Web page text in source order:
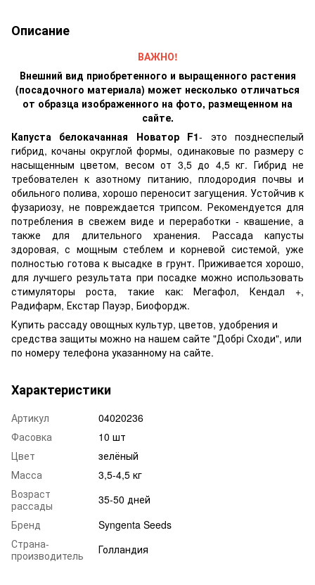
Описание
ВАЖНО!
Внешний вид приобретенного и выращенного растения
(посадочного материала) может несколько отличаться
от образца изображенного на фото, размещенном на
сайте.
Капуста белокачанная Новатор F1- это позднеспелый
гибрид, кочаны округлой формы, одинаковые по размеру с
насыщенным цветом, весом от 3,5 до 4,5 кг. Гибрид не
требователен к азотному питанию, плодородия почвы и
обильного полива, хорошо переносит загущения. Устойчив к
фузариозу, не повреждается трипсом. Рекомендуется для
потребления в свежем виде и переработки - квашение, а
также для длительного хранения. Рассада капусты
здоровая, с мощным стеблем и корневой системой, уже
полностью готова к высадке в грунт. Приживается хорошо,
для лучшего результата при посадке можно использовать
стимуляторы роста, такие как: Мегафол, Кендал +,
Радифарм, Екстар Пауэр, Биофордж.
Купить рассаду овощных культур, цветов, удобрения и
средства защиты можно на нашем сайте "Добрі Сходи", или
по номеру телефона указанному на сайте.
Характеристики
Артикул
04020236
Фасовка
10 шт
Цвет
зелёный
Масса
3,5-4,5 кг
Возраст
рассады
35-50 дней
Бренд
Syngenta Seeds
Страна-
производитель
Голландия